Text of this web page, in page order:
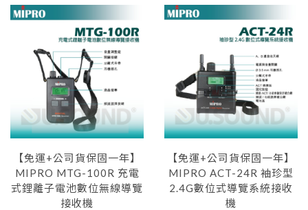
【免運+公司貨保固一年】
MIPRO MTG-100R 充電
式鋰離子電池數位無線導覽
接收機
【免運+公司貨保固一年】
MIPRO ACT-24R 袖珍型
2.4G數位式導覽系統接收
機